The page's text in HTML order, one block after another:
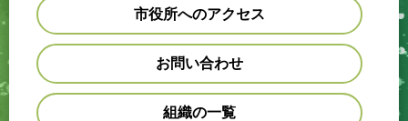
市役所へのアクセス
お問い合わせ
組織の一覧